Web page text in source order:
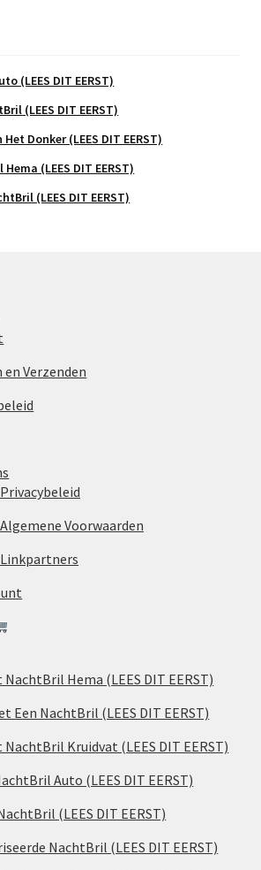
(LEES DIT EERST)
(LEES DIT EERST)
Donker (LEES DIT EERST)
(LEES DIT EERST)
(LEES DIT EERST)
Verzenden
Privacybeleid
Algemene Voorwaarden
Linkpartners
Hema (LEES DIT EERST)
Een NachtBril (LEES DIT EERST)
NachtBril Kruidvat (LEES DIT EERST)
Auto (LEES DIT EERST)
(LEES DIT EERST)
NachtBril (LEES DIT EERST)